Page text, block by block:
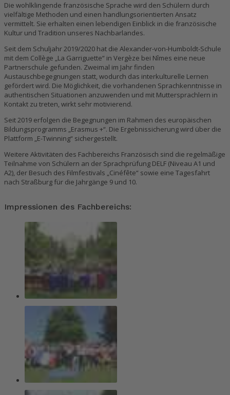
Die wohlklingende französische Sprache wird den Schülern durch
vielfältige Methoden und einen handlungsorientierten Ansatz
vermittelt. Sie erhalten einen lebendigen Einblick in die französische
Kultur und Tradition unseres Nachbarlandes.
Seit dem Schuljahr 2019/2020 hat die Alexander-von-Humboldt-Schule
mit dem Collège „La Garriguette“ in Vergèze bei Nîmes eine neue
Partnerschule gefunden. Zweimal im Jahr finden
Austauschbegegnungen statt, wodurch das interkulturelle Lernen
gefördert wird. Die Möglichkeit, die vorhandenen Sprachkenntnisse in
authentischen Situationen anzuwenden und mit Muttersprachlern in
Kontakt zu treten, wirkt sehr motivierend.
Seit 2019 erfolgen die Begegnungen im Rahmen des europäischen
Bildungsprogramms „Erasmus +“. Die Ergebnissicherung wird über die
Plattform „E-Twinning“ sichergestellt.
Weitere Aktivitäten des Fachbereichs Französisch sind die regelmäßige
Teilnahme von Schülern an der Sprachprüfung DELF (Niveau A1 und
A2), der Besuch des Filmfestivals „Cinéfête“ sowie eine Tagesfahrt
nach Straßburg für die Jahrgänge 9 und 10.
Impressionen des Fachbereichs: